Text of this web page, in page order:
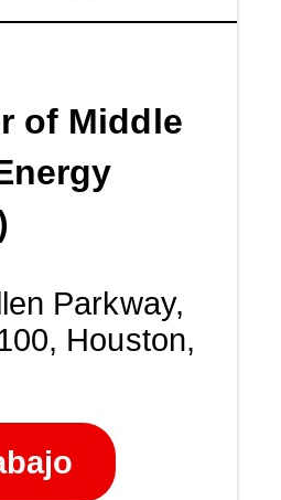
of Middle
Parkway,
Houston,